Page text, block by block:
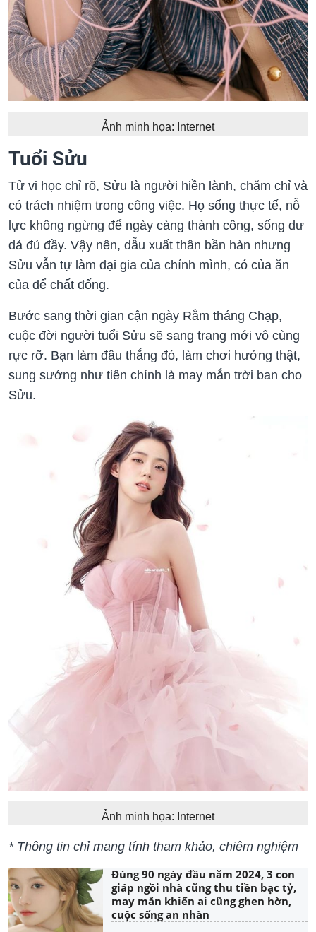
Ảnh minh họa: Internet
Tuổi Sửu
Tử vi học chỉ rõ, Sửu là người hiền lành, chăm chỉ và
có trách nhiệm trong công việc. Họ sống thực tế, nỗ
lực không ngừng để ngày càng thành công, sống dư
dả đủ đầy. Vậy nên, dẫu xuất thân bần hàn nhưng
Sửu vẫn tự làm đại gia của chính mình, có của ăn
của để chất đống.
Bước sang thời gian cận ngày Rằm tháng Chạp,
cuộc đời người tuổi Sửu sẽ sang trang mới vô cùng
rực rỡ. Bạn làm đâu thắng đó, làm chơi hưởng thật,
sung sướng như tiên chính là may mắn trời ban cho
Sửu.
Ảnh minh họa: Internet
* Thông tin chỉ mang tính tham khảo, chiêm nghiệm
Đúng 90 ngày đầu năm 2024, 3 con
giáp ngồi nhà cũng thu tiền bạc tỷ,
may mắn khiến ai cũng ghen hờn,
cuộc sống an nhàn